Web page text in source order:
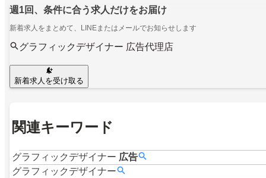
週1回、条件に合う求人だけをお届け
新着求人をまとめて、LINEまたはメールでお知らせします
グラフィックデザイナー 広告代理店
新着求人を受け取る
関連キーワード
グラフィックデザイナー 広告
グラフィックデザイナー